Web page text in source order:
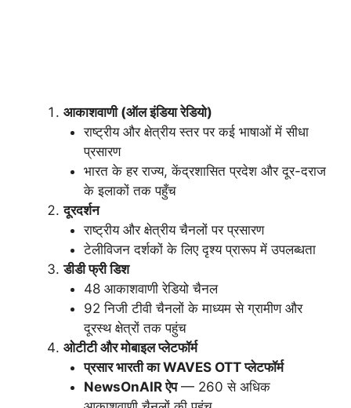
आकाशवाणी (ऑल इंडिया रेडियो)
राष्ट्रीय और क्षेत्रीय स्तर पर कई भाषाओं में सीधा
प्रसारण
भारत के हर राज्य, केंद्रशासित प्रदेश और दूर-दराज
के इलाकों तक पहुँच
दूरदर्शन
राष्ट्रीय और क्षेत्रीय चैनलों पर प्रसारण
टेलीविजन दर्शकों के लिए दृश्य प्रारूप में उपलब्धता
डीडी फ्री डिश
48 आकाशवाणी रेडियो चैनल
92 निजी टीवी चैनलों के माध्यम से ग्रामीण और
दूरस्थ क्षेत्रों तक पहुंच
ओटीटी और मोबाइल प्लेटफॉर्म
प्रसार भारती का WAVES OTT प्लेटफॉर्म
NewsOnAIR ऐप— 260 से अधिक